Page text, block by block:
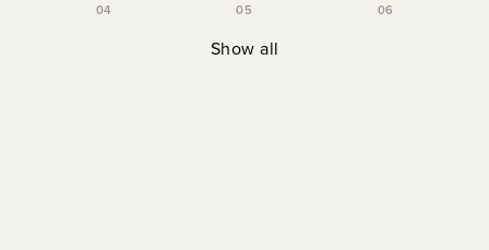
04 05 06
Show all